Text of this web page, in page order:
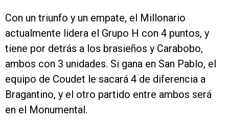
Con un triunfo y un empate, el Millonario
actualmente lidera el Grupo H con 4 puntos, y
tiene por detrás a los brasieños y Carabobo,
ambos con 3 unidades. Si gana en San Pablo, el
equipo de Coudet le sacará 4 de diferencia a
Bragantino, y el otro partido entre ambos será
en el Monumental.